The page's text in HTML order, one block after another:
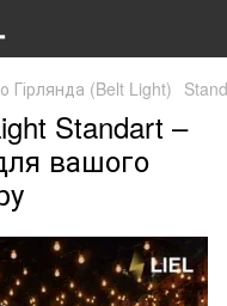
Гірлянда (Belt Light)
Standart –
вашого